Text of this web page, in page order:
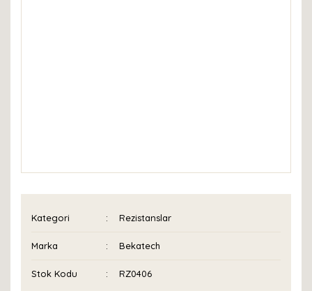
Kategori Rezistanslar
Marka Bekatech
Stok Kodu RZ0406